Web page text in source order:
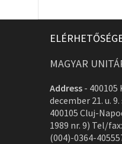
MAGYAR
Address - 400105
december 21. u.
400105 Cluj-
1989 nr. 9) Tel/
(004)-0364-